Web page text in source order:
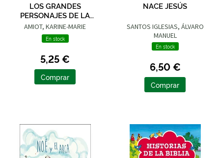
LOS GRANDES
PERSONAJES DE LA
BIBLIA
AMIOT, KARINE-MARIE
En stock
5,25 €
Comprar
NACE JESÚS
SANTOS IGLESIAS, ÁLVARO
MANUEL
En stock
6,50 €
Comprar